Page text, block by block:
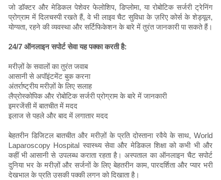
जो डॉक्टर और मेडिकल पेशेवर फेलोशिप, डिप्लोमा, या रोबोटिक सर्जरी ट्रेनिंग
प्रोग्राम में दिलचस्पी रखते हैं, वे भी लाइव चैट सुविधा के ज़रिए कोर्स के शेड्यूल,
योग्यता, रहने की व्यवस्था और सर्टिफिकेशन के बारे में तुरंत जानकारी पा सकते हैं।
24/7 ऑनलाइन सपोर्ट सेवा यह पक्का करती है:
मरीज़ों के सवालों का तुरंत जवाब
आसानी से अपॉइंटमेंट बुक करना
अंतर्राष्ट्रीय मरीज़ों के लिए सलाह
लैप्रोस्कोपिक और रोबोटिक सर्जरी प्रोग्राम के बारे में जानकारी
इमरजेंसी में बातचीत में मदद
इलाज से पहले और बाद में लगातार मदद
बेहतरीन डिजिटल बातचीत और मरीज़ों के प्रति दोस्ताना रवैये के साथ, World
Laparoscopy Hospital स्वास्थ्य सेवा और मेडिकल शिक्षा को कभी भी और
कहीं भी आसानी से उपलब्ध कराता रहता है। अस्पताल का ऑनलाइन चैट सपोर्ट
दुनिया भर के मरीज़ों और सर्जनों के लिए बेहतरीन काम, पारदर्शिता और प्यार भरी
देखभाल के प्रति उसकी पक्की लगन को दिखाता है।